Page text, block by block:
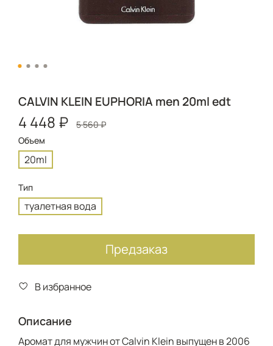
CALVIN KLEIN EUPHORIA men 20ml edt
4 448 ₽
5 560 ₽
Объем
20ml
Тип
туалетная вода
Предзаказ
В избранное
Описание
Аромат для мужчин от Calvin Klein выпущен в 2006